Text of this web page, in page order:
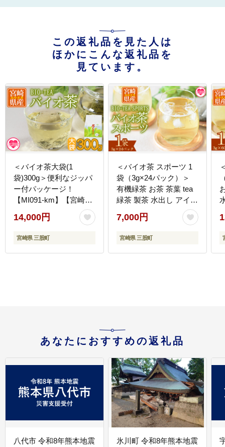
この返礼品を見た人は
ほかにこんな返礼品を
見ています。
＜バイオ茶大袋(1
袋)300g＞便利なジッパ
ー付パッケージ！
【MI091-km】【宮崎上
14,000円
宮崎県 三股町
＜バイオ茶 スポーツ 1
袋（3g×24パック）＞
有機緑茶 お茶 茶葉 tea
緑茶 製茶 水出し アイス
ティーバッグ マグボト
ル お手軽 小分け 飲料類
水分補給 国産 宮崎県産
ドア お中元 敬老の日
7,000円
宮崎県 三股町
あなたにおすすめの返礼品
八代市 令和8年熊本地震
氷川町 令和8年熊本地震